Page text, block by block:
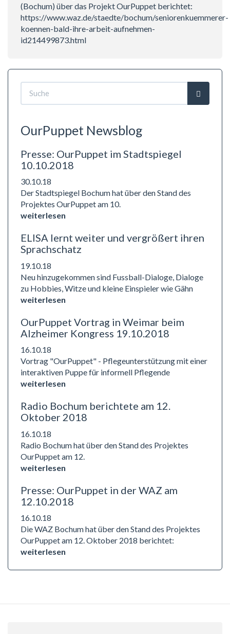
(Bochum) über das Projekt OurPuppet berichtet:
https://www.waz.de/staedte/bochum/seniorenkuemmerer-
koennen-bald-ihre-arbeit-aufnehmen-
id214499873.html
Suchformular
OurPuppet Newsblog
Presse: OurPuppet im Stadtspiegel
10.10.2018
30.10.18
Der Stadtspiegel Bochum hat über den Stand des
Projektes OurPuppet am 10.
weiterlesen
ELISA lernt weiter und vergrößert ihren
Sprachschatz
19.10.18
Neu hinzugekommen sind Fussball-Dialoge, Dialoge
zu Hobbies, Witze und kleine Einspieler wie Gähn
weiterlesen
OurPuppet Vortrag in Weimar beim
Alzheimer Kongress 19.10.2018
16.10.18
Vortrag "OurPuppet" - Pflegeunterstützung mit einer
interaktiven Puppe für informell Pflegende
weiterlesen
Radio Bochum berichtete am 12.
Oktober 2018
16.10.18
Radio Bochum hat über den Stand des Projektes
OurPuppet am 12.
weiterlesen
Presse: OurPuppet in der WAZ am
12.10.2018
16.10.18
Die WAZ Bochum hat über den Stand des Projektes
OurPuppet am 12. Oktober 2018 berichtet:
weiterlesen